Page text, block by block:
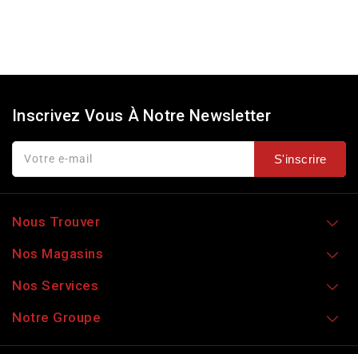
Inscrivez Vous À Notre Newsletter
Votre e-mail S'inscrire
Nous Trouver
Nos Magasins
Nos Services
Notre Groupe